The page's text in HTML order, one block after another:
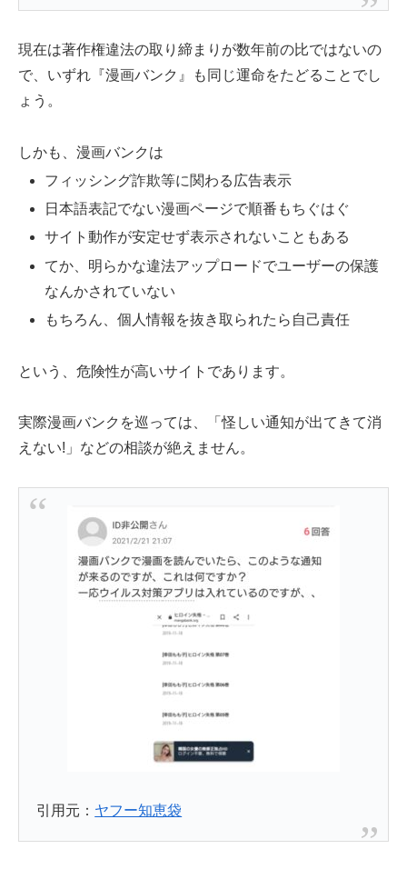
現在は著作権違法の取り締まりが数年前の比ではないの
で、いずれ『漫画バンク』も同じ運命をたどることでし
ょう。
しかも、漫画バンクは
フィッシング詐欺等に関わる広告表示
日本語表記でない漫画ページで順番もちぐはぐ
サイト動作が安定せず表示されないこともある
てか、明らかな違法アップロードでユーザーの保護
なんかされていない
もちろん、個人情報を抜き取られたら自己責任
という、危険性が高いサイトであります。
実際漫画バンクを巡っては、「怪しい通知が出てきて消
えない!」などの相談が絶えません。
引用元： ヤフー知恵袋